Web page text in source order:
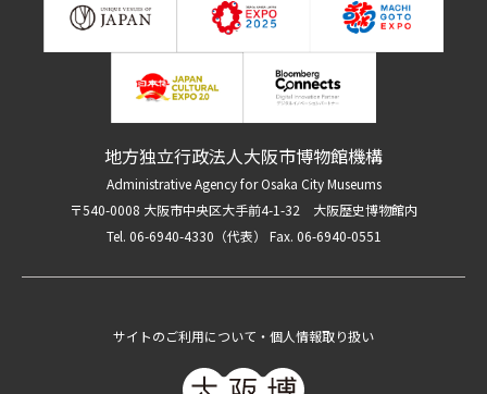
地方独立行政法人大阪市博物館機構
Administrative Agency for Osaka City Museums
〒540-0008 大阪市中央区大手前4-1-32 大阪歴史博物館内
Tel. 06-6940-4330（代表） Fax. 06-6940-0551
サイトのご利用について・個人情報取り扱い